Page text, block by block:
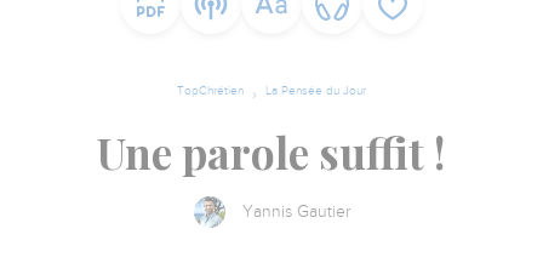
TopChrétien La Pensée du Jour
Une parole suffit !
Yannis Gautier